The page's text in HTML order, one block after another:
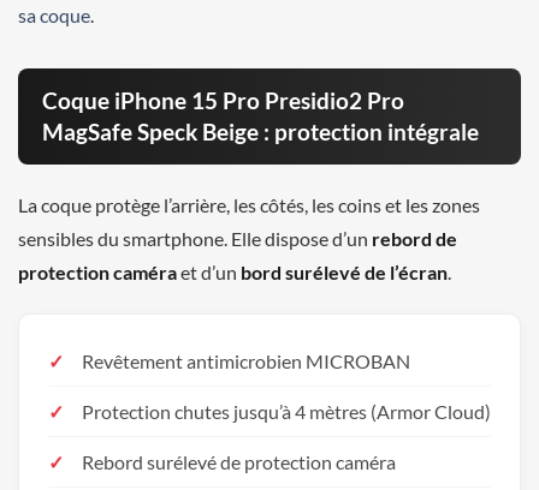
sa coque
Coque iPhone 15 Pro Presidio2 Pro
MagSafe Speck Beige : protection intégrale
La coque protège l’arrière, les côtés, les coins et les zones
sensibles du smartphone. Elle dispose d’un rebord de
protection caméraet d’un bord surélevé de l’écran
Revêtement antimicrobien MICROBAN
Protection chutes jusqu’à 4 mètres (Armor Cloud)
Rebord surélevé de protection caméra